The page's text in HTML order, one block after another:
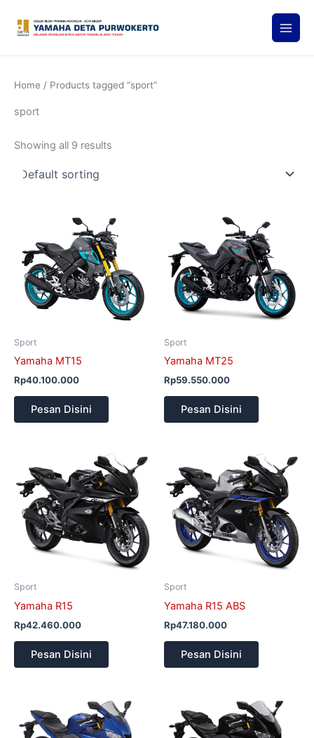
Home / Products tagged “sport”
sport
Showing all 9 results
Sport
Yamaha MT15
Rp40.100.000
Pesan Disini
Sport
Yamaha MT25
Rp59.550.000
Pesan Disini
Sport
Yamaha R15
Rp42.460.000
Pesan Disini
Sport
Yamaha R15 ABS
Rp47.180.000
Pesan Disini